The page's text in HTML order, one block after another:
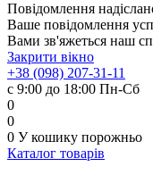
Повідомлення
Ваше повідомлення
Вами зв'яжеться наш
Закрити вікно
+38 (098) 207-31-11
с 9:00 до 18:00 Пн-Сб
0
0
0 У кошику порожньо
Каталог товарів